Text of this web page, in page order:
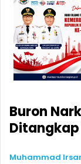
Buron
Ditangkap
Muhammad